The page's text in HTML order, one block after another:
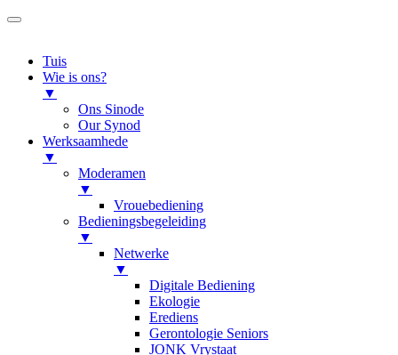
Tuis
Wie is ons?
▼
Ons Sinode
Our Synod
Werksaamhede
▼
Moderamen
▼
Vrouebediening
Bedieningsbegeleiding
▼
Netwerke
▼
Digitale Bediening
Ekologie
Erediens
Gerontologie Seniors
JONK Vrystaat